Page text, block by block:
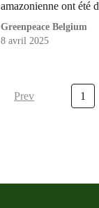
amazonienne ont été
Greenpeace Belgium
8 avril 2025
Prev 1